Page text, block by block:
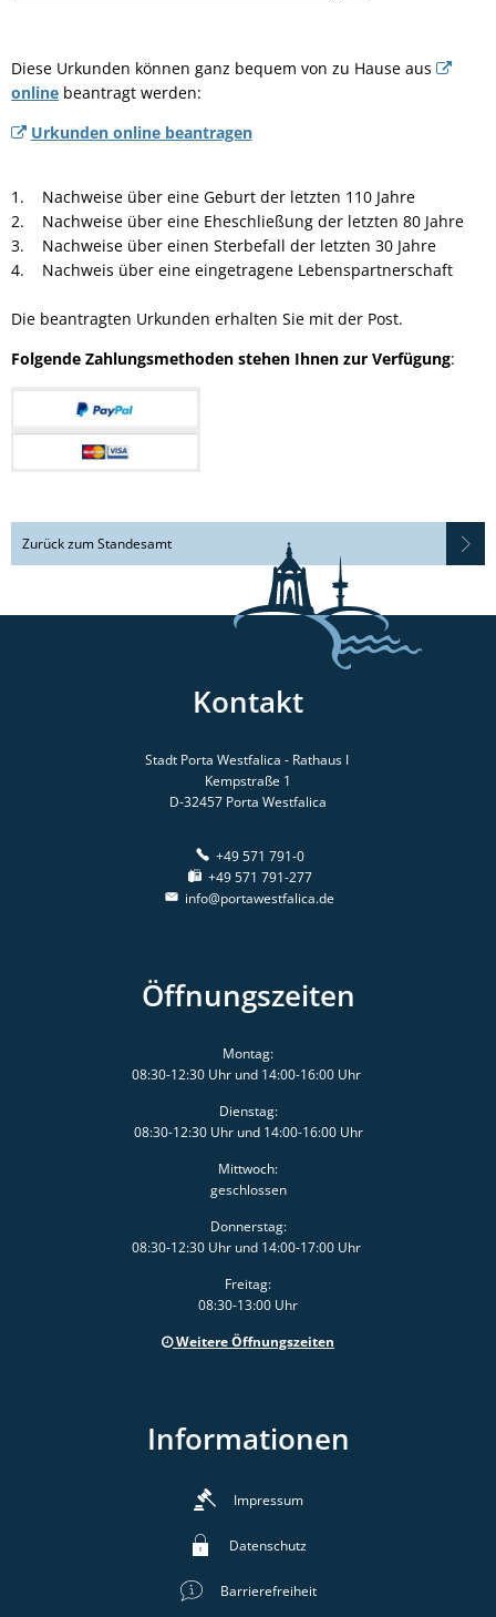
Diese Urkunden können ganz bequem von zu Hause aus
online beantragt werden:
Urkunden online beantragen
1. Nachweise über eine Geburt der letzten 110 Jahre
2. Nachweise über eine Eheschließung der letzten 80 Jahre
3. Nachweise über einen Sterbefall der letzten 30 Jahre
4. Nachweis über eine eingetragene Lebenspartnerschaft
Die beantragten Urkunden erhalten Sie mit der Post.
Folgende Zahlungsmethoden stehen Ihnen zur Verfügung:
Zurück zum Standesamt
Kontakt
Stadt Porta Westfalica - Rathaus I
Kempstraße 1
D-32457 Porta Westfalica
+49 571 791-0
+49 571 791-277
info@portawestfalica.de
Öffnungszeiten
Montag:
08:30-12:30 Uhr und 14:00-16:00 Uhr
Dienstag:
08:30-12:30 Uhr und 14:00-16:00 Uhr
Mittwoch:
geschlossen
Donnerstag:
08:30-12:30 Uhr und 14:00-17:00 Uhr
Freitag:
08:30-13:00 Uhr
Weitere Öffnungszeiten
Informationen
Impressum
Datenschutz
Barrierefreiheit